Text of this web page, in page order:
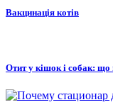
Вакцинація котів
Отит у кішок і собак: що